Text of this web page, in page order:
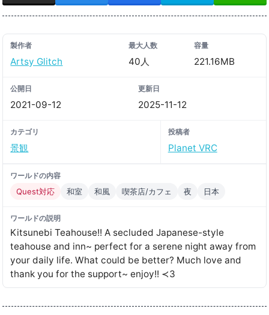
製作者
Artsy Glitch
最大人数
40人
容量
221.16MB
公開日
2021-09-12
更新日
2025-11-12
カテゴリ
景観
投稿者
Planet VRC
ワールドの内容
Quest対応 和室 和風 喫茶店/カフェ 夜 日本
ワールドの説明
Kitsunebi Teahouseǃǃ A secluded Japanese-style
teahouse and inn~ perfect for a serene night away from
your daily life․ What could be better? Much love and
thank you for the support~ enjoyǃǃ ≺3